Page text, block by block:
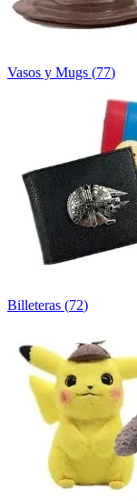
Vasos y Mugs (77)
Billeteras (72)